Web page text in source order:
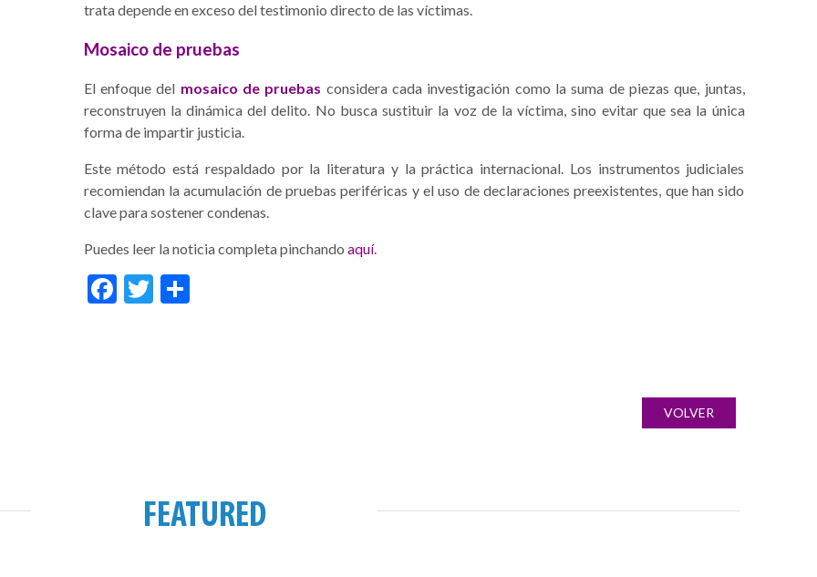
trata depende en exceso del testimonio directo de las víctimas.
Mosaico de pruebas
El enfoque del mosaico de pruebas considera cada investigación como la suma de piezas que, juntas,
reconstruyen la dinámica del delito. No busca sustituir la voz de la víctima, sino evitar que sea la única
forma de impartir justicia.
Este método está respaldado por la literatura y la práctica internacional. Los instrumentos judiciales
recomiendan la acumulación de pruebas periféricas y el uso de declaraciones preexistentes, que han sido
clave para sostener condenas.
Puedes leer la noticia completa pinchando aquí.
Facebook
Twitter
Share
VOLVER
FEATURED